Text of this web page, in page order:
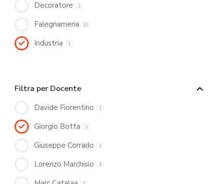
Decoratore 1
Falegnameria 10
Industria 1
Filtra per Docente
Davide Fiorentino 1
Giorgio Botta 1
Giuseppe Corrado 1
Lorenzo Marchisio 3